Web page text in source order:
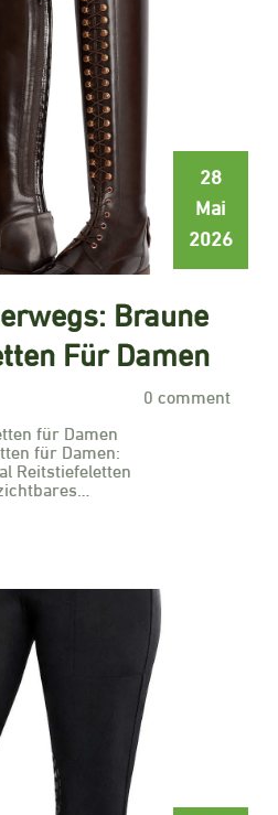
28
Mai
2026
Braune
Für Damen
0 comment
für Damen
für Damen:
Reitstiefeletten